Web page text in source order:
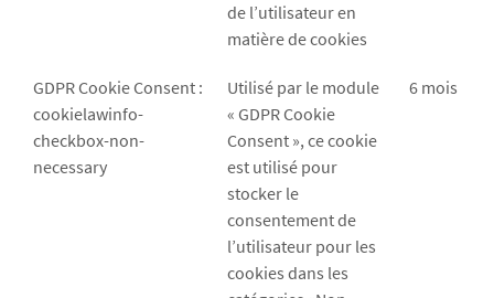
de l’utilisateur en
matière de cookies
GDPR Cookie Consent :
cookielawinfo-
checkbox-non-
necessary
Utilisé par le module
« GDPR Cookie
Consent », ce cookie
est utilisé pour
stocker le
consentement de
l’utilisateur pour les
cookies dans les
6 mois